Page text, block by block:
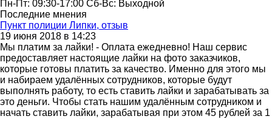
Пн-Пт: 09:30-17:00 Сб-Вс: Выходной
Последние мнения
Пункт полиции Липки, отзыв
19 июня 2018 в 14:23
Мы платим за лайки! - Оплата ежедневно! Наш сервис
предоставляет настоящие лайки на фото заказчиков,
которые готовы платить за качество. Именно для этого мы
и набираем удалённых сотрудников, которые будут
выполнять работу, то есть ставить лайки и зарабатывать за
это деньги. Чтобы стать нашим удалённым сотрудником и
начать ставить лайки, зарабатывая при этом 45 рублей за 1